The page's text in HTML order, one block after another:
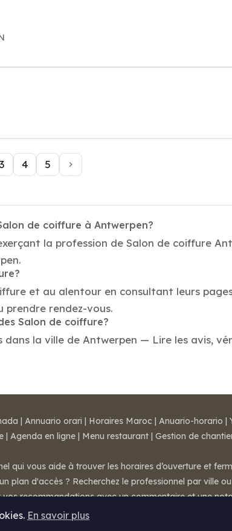
3 4 5
de coiffure à Antwerpen?
la profession de Salon de coiffure
et au alentour en consultant leurs
prendre rendez-vous.
Salon de coiffure?
la ville de Antwerpen — Lire les avis,
En savoir plus
| Annuario orari | Horaires Maroc | Anuario-horario |
| Agenda en ligne | Menu restaurant | Gestion de
qui vous aide à trouver les horaires d’ouverture et
plan d'accès ? Recherchez le professionnel par ville
recommandations avec un commentaire et une